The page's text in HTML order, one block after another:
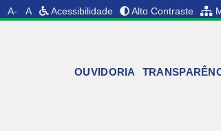
A- A Acessibilidade Alto Contraste
OUVIDORIA